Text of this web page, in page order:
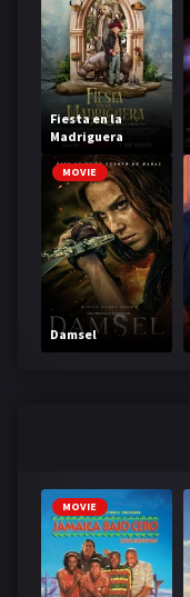
Fiesta en la
Madriguera
MOVIE
Damsel
MOVIE